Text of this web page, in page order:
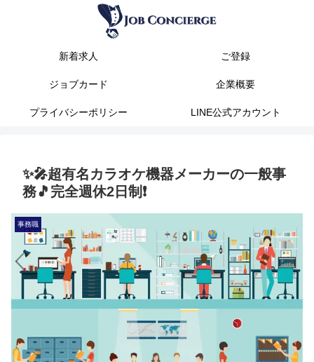
新着求人 ご登録
ジョブカード 企業概要
プライバシーポリシー LINE公式アカウント
✨️🎤超有名カラオケ機器メーカーの一般事
務🎵完全週休2日制❗
事務職